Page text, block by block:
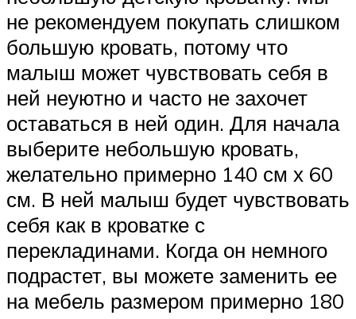
не рекомендуем покупать слишком
большую кровать, потому что
малыш может чувствовать себя в
ней неуютно и часто не захочет
оставаться в ней один. Для начала
выберите небольшую кровать,
желательно примерно 140 см х 60
см. В ней малыш будет чувствовать
себя как в кроватке с
перекладинами. Когда он немного
подрастет, вы можете заменить ее
на мебель размером примерно 180